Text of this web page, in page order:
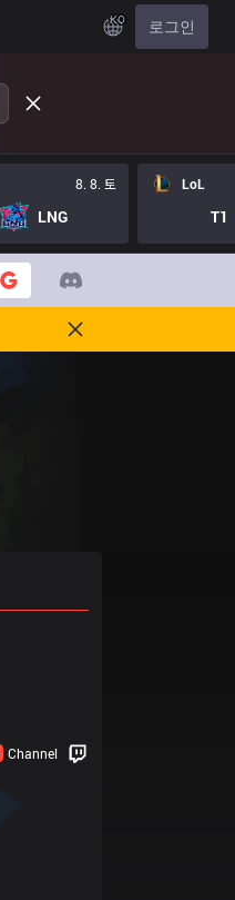
KO 로그인
8. 8. 토
LNG
LoL
T1
Channel